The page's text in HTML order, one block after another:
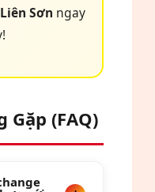
Sơn ngay
Gặp (FAQ)